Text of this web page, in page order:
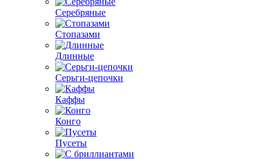
Серебряные
Стопазами
Длинные
Серьги-цепочки
Каффы
Конго
Пусеты